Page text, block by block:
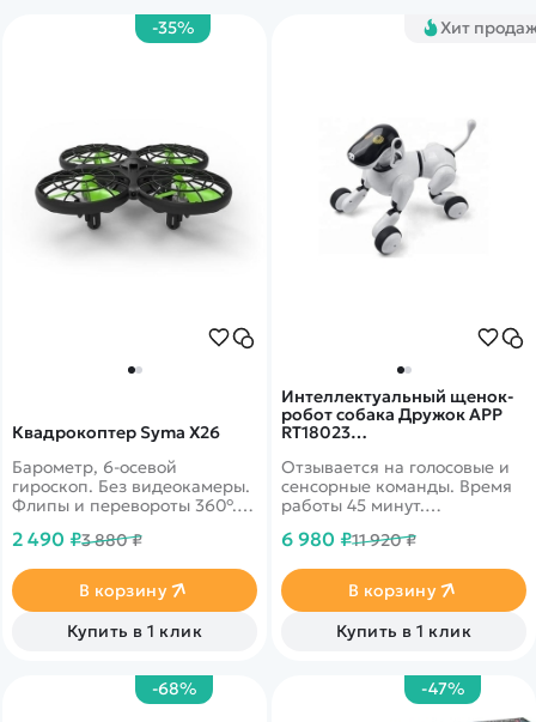
Хит
Интеллектуальный щенок-
робот собака Дружок APP
RT18023
Отзывается на голосовые и
сенсорные команды. Время
работы 45 минут.
дистанция до 10 метров.
6 980 ₽11 920 ₽
В корзину
Купить в 1 клик
-35%
Квадрокоптер Syma X26
Барометр, 6-осевой
гироскоп. Без видеокамеры.
Флипы и перевороты 360°.
Headless Mode. Дальность 70
Защита лопастей, корпус из
прочного ABS-пластика.
2 490 ₽3 880 ₽
В корзину
Купить в 1 клик
-68% -47%